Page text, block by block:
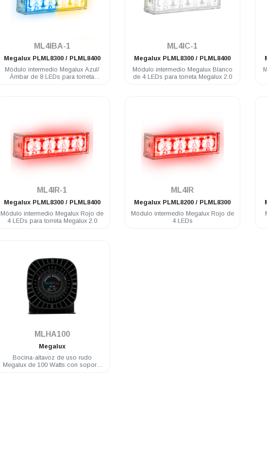
ML4IBA-1
Megalux PLML8300 / PLML8400
Módulo intermedio Megalux Azul/
Ámbar de 8 LEDs para torreta
ML4IC-1
Megalux PLML8300 / PLML8400
Módulo intermedio Megalux Blanco
de 4 LEDs para torreta Megalux 2.0
ML4IR-1
Megalux PLML8300 / PLML8400
Módulo intermedio Megalux Rojo de
4 LEDs para torreta Megalux 2.0
ML4IR
Megalux PLML8200 / PLML8300
Módulo intermedio Megalux Rojo de
4 LEDs
MLHA100
Megalux
Bocina-altavoz de uso rudo
Megalux de 100 Watts con soporte